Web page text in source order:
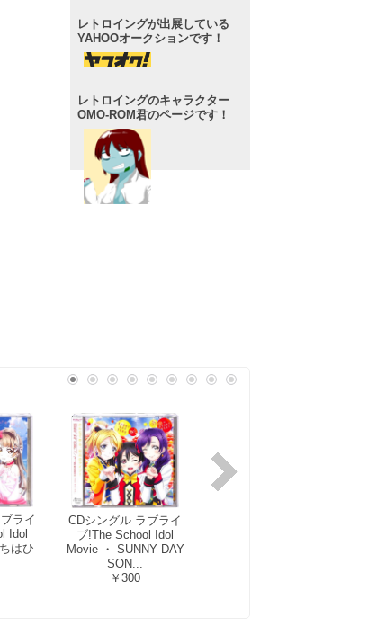
レトロイングが出展している
YAHOOオークションです！
レトロイングのキャラクター
OMO-ROM君のページです！